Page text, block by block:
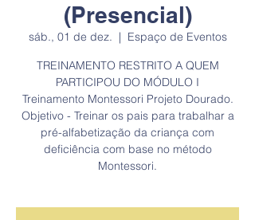
(Presencial)
sáb., 01 de dez.
  |
Espaço de Eventos
TREINAMENTO RESTRITO A QUEM
PARTICIPOU DO MÓDULO I
Treinamento Montessori Projeto Dourado.
Objetivo - Treinar os pais para trabalhar a
pré-alfabetização da criança com
deficiência com base no método
Montessori.